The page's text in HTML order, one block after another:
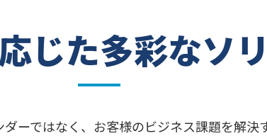
じた多彩なソ
ーではなく、お客様のビジネス課題を解決